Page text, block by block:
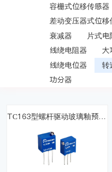
容栅式位移传感器
差动变压器式位移
衰减器
片式
线绕电阻器
大
线绕电位器
转
功分器
TC163型螺杆驱动玻璃釉预调电位器